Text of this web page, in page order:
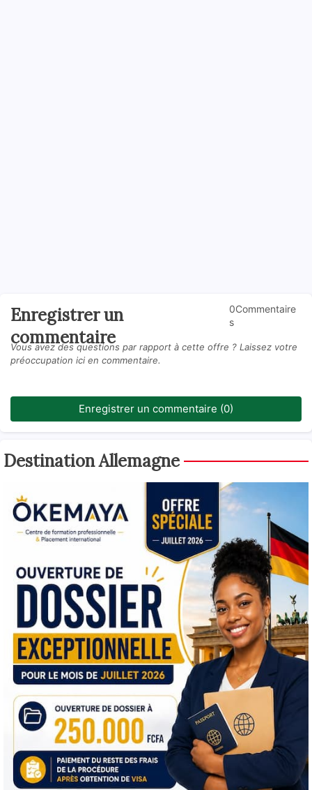
Enregistrer un
commentaire
0Commentaire
s
Vous avez des questions par rapport à cette offre ? Laissez votre
préoccupation ici en commentaire.
Enregistrer un commentaire (0)
Destination Allemagne